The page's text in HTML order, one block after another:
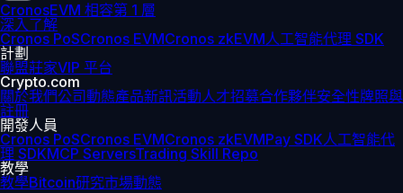
CronosEVM 相容第 1 層
深入了解
Cronos PoSCronos EVMCronos zkEVM人工智能代理 SDK
計劃
聯盟莊家VIP 平台
Crypto.com
關於我們公司動態產品新訊活動人才招募合作夥伴安全性牌照與
註冊
開發人員
Cronos PoSCronos EVMCronos zkEVMPay SDK人工智能代
理 SDKMCP ServersTrading Skill Repo
教學
教學Bitcoin研究市場動態